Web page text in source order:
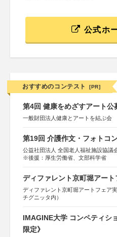
公式ホ
おすすめのコンテスト [PR]
第4回 健康をめざすアート公
一般財団法人健康とアートを結ぶ会
第19回 介護作文・フォトコ
公益社団法人 全国老人福祉施設協議
※後援：厚生労働省、文部科学省
ディファレント京町堀アー
ディファレント京町堀アートフェア
チグニッタ内）
IMAGINE大学 コンペティシ
限定》